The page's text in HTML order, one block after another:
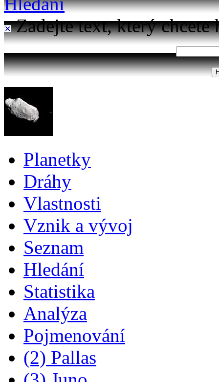
Zadejte text, který chcete
Planetky
Dráhy
Vlastnosti
Vznik a vývoj
Seznam
Hledání
Statistika
Analýza
Pojmenování
(2) Pallas